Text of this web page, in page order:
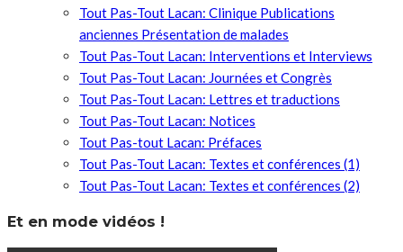
Tout Pas-Tout Lacan: Clinique Publications
anciennes Présentation de malades
Tout Pas-Tout Lacan: Interventions et Interviews
Tout Pas-Tout Lacan: Journées et Congrès
Tout Pas-Tout Lacan: Lettres et traductions
Tout Pas-Tout Lacan: Notices
Tout Pas-tout Lacan: Préfaces
Tout Pas-Tout Lacan: Textes et conférences (1)
Tout Pas-Tout Lacan: Textes et conférences (2)
Et en mode vidéos !